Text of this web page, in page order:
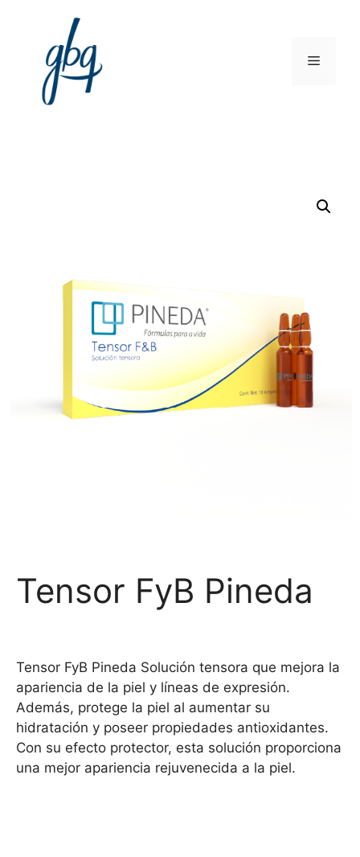
Tensor FyB Pineda
Tensor FyB Pineda Solución tensora que mejora la
apariencia de la piel y líneas de expresión.
Además, protege la piel al aumentar su
hidratación y poseer propiedades antioxidantes.
Con su efecto protector, esta solución proporciona
una mejor apariencia rejuvenecida a la piel.